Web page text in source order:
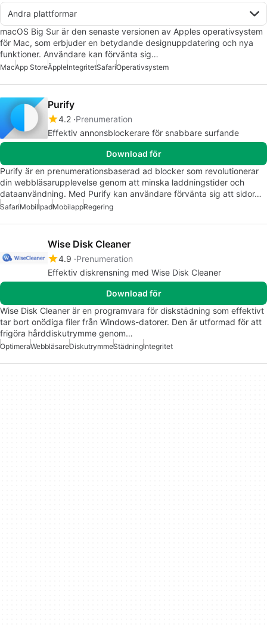
Andra plattformar
macOS Big Sur är den senaste versionen av Apples operativsystem
för Mac, som erbjuder en betydande designuppdatering och nya
funktioner. Användare kan förvänta sig…
MacApp StoreÄppleIntegritetSafariOperativsystem
Purify
4.2 Prenumeration
Effektiv annonsblockerare för snabbare surfande
Download för
Purify är en prenumerationsbaserad ad blocker som revolutionerar
din webbläsarupplevelse genom att minska laddningstider och
dataanvändning. Med Purify kan användare förvänta sig att sidor…
SafariMobilIpadMobilappRegering
Wise Disk Cleaner
4.9 Prenumeration
Effektiv diskrensning med Wise Disk Cleaner
Download för
Wise Disk Cleaner är en programvara för diskstädning som effektivt
tar bort onödiga filer från Windows-datorer. Den är utformad för att
frigöra hårddiskutrymme genom…
OptimeraWebbläsareDiskutrymmeStädningIntegritet